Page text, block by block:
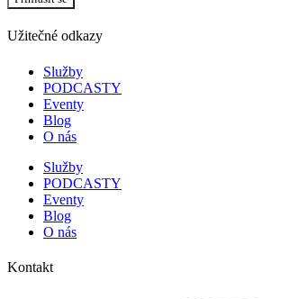
Užitečné odkazy
Služby
PODCASTY
Eventy
Blog
O nás
Služby
PODCASTY
Eventy
Blog
O nás
Kontakt